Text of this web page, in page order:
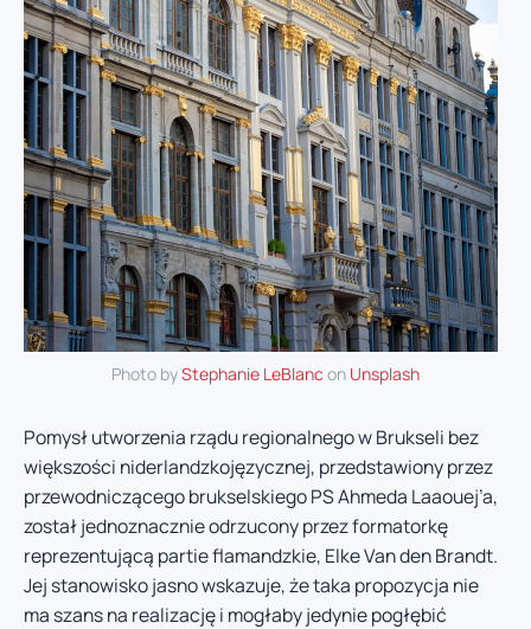
Photo byStephanie LeBlanc on Unsplash
Pomysł utworzenia rządu regionalnego w Brukseli bez
większości niderlandzkojęzycznej, przedstawiony przez
przewodniczącego brukselskiego PS Ahmeda Laaouej’a,
został jednoznacznie odrzucony przez formatorkę
reprezentującą partie flamandzkie, Elke Van den Brandt.
Jej stanowisko jasno wskazuje, że taka propozycja nie
ma szans na realizację i mogłaby jedynie pogłębić